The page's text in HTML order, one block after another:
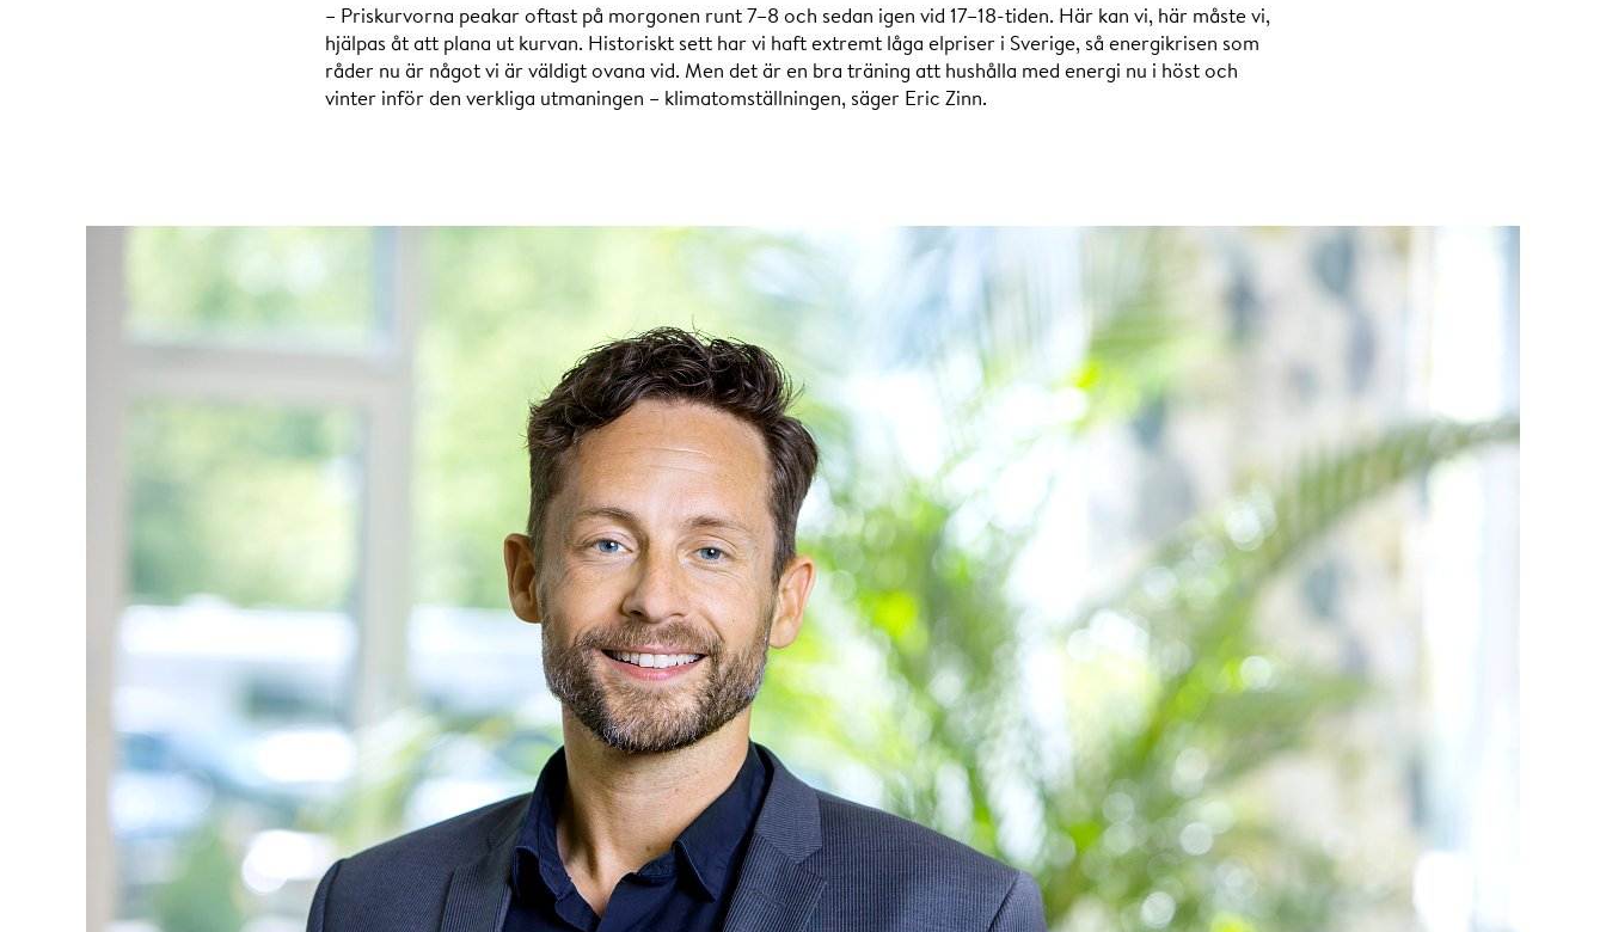
– Priskurvorna peakar oftast på morgonen runt 7–8 och sedan igen vid 17–18-tiden. Här kan vi, här måste vi,
hjälpas åt att plana ut kurvan. Historiskt sett har vi haft extremt låga elpriser i Sverige, så energikrisen som
råder nu är något vi är väldigt ovana vid. Men det är en bra träning att hushålla med energi nu i höst och
vinter inför den verkliga utmaningen – klimatomställningen, säger Eric Zinn.